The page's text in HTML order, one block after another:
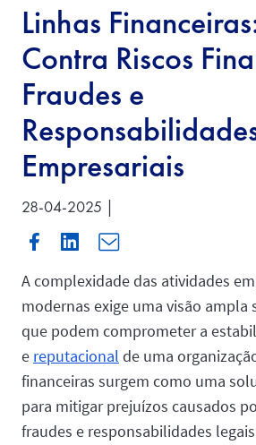
Linhas
Contra Riscos
Fraudes e
Empresariais
28-04-2025 |
A complexidade das atividades
modernas exige uma visão ampla
que podem comprometer a
e reputacional de uma
financeiras surgem como uma
para mitigar prejuízos causados
fraudes e responsabilidades